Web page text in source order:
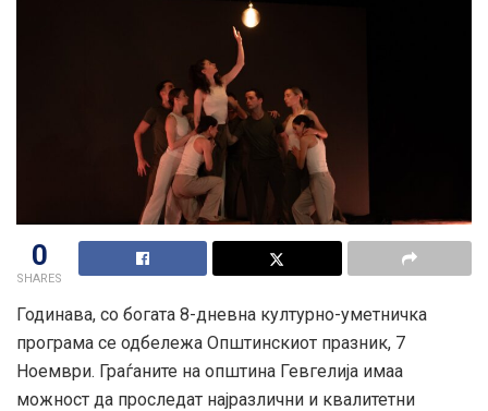
0
SHARES
Годинава, со богата 8-дневна културно-уметничка
програма се одбележа Општинскиот празник, 7
Ноември. Граѓаните на општина Гевгелија имаа
можност да проследат најразлични и квалитетни